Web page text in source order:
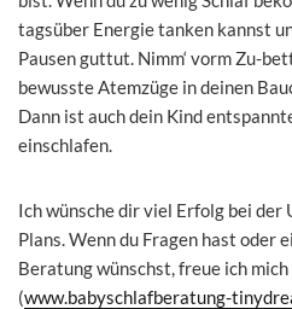
tagsüber Energie tanken kannst
Pausen guttut. Nimm‘ vorm Zu-
bewusste Atemzüge in deinen
Dann ist auch dein Kind
einschlafen.
Ich wünsche dir viel Erfolg bei der
Plans. Wenn du Fragen hast oder
Beratung wünschst, freue ich
(www.babyschlafberatung-